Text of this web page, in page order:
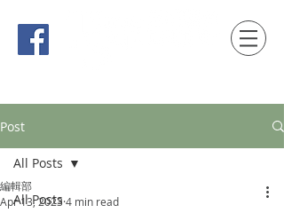
Post
All Posts
All Posts
編輯部
Apr 13, 2023 4 min read